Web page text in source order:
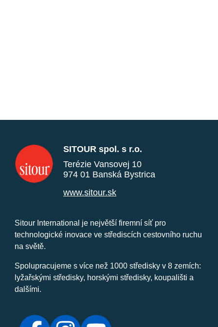
SITOUR spol. s r.o.
Terézie Vansovej 10
974 01 Banská Bystrica
www.sitour.sk
Sitour International je největší firemní síť pro
technologické inovace ve střediscích cestovního ruchu
na světě.
Spolupracujeme s více než 1000 středisky v 8 zemích:
lyžařskými středisky, horskými středisky, koupališti a
dalšími.